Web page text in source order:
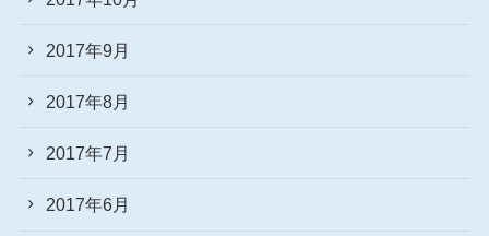
2017年9月
2017年8月
2017年7月
2017年6月